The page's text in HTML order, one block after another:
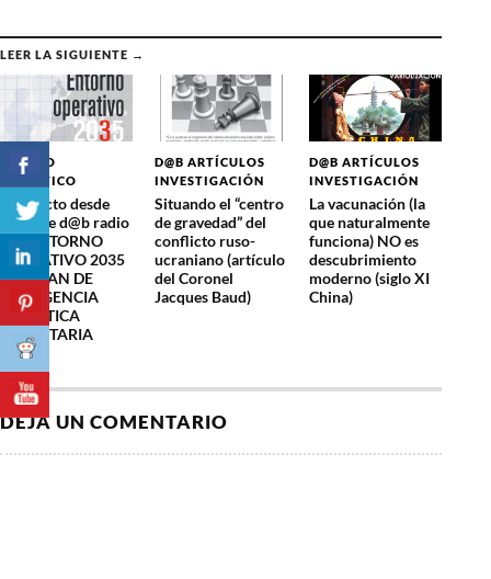
LEER LA SIGUIENTE →
CAMBIO
CLIMÁTICO
1º directo desde
youtube d@b radio
– El ENTORNO
OPERATIVO 2035
y su PLAN DE
EMERGENCIA
CLIMÁTICA
PLANETARIA
D@B ARTÍCULOS
INVESTIGACIÓN
Situando el “centro
de gravedad” del
conflicto ruso-
ucraniano (artículo
del Coronel
Jacques Baud)
D@B ARTÍCULOS
INVESTIGACIÓN
La vacunación (la
que naturalmente
funciona) NO es
descubrimiento
moderno (siglo XI
China)
DEJA UN COMENTARIO